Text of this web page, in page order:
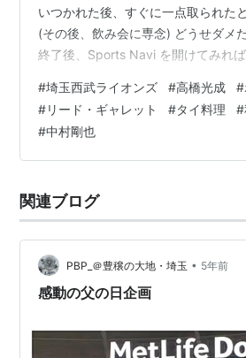
いつかれた後、すぐに一点取られた
(その後、飲み会に専念) どうせダメ
終了後、Sports Navi を開けてみれ
た)千賀から、あれから一点も獲れず
り言いたくないけど、ギャレットを
ハシ」って 安物買いの銭失い を絵に
は？ 初見でここまで打ち込まれては
#埼玉西武ライオンズ #高橋光成 #
#リード・ギャレット #タイ料理 #
#中村剛也
関連ブログ
PBP_＠豊穣の大地・埼玉 • 5年前
感動の父の日企画